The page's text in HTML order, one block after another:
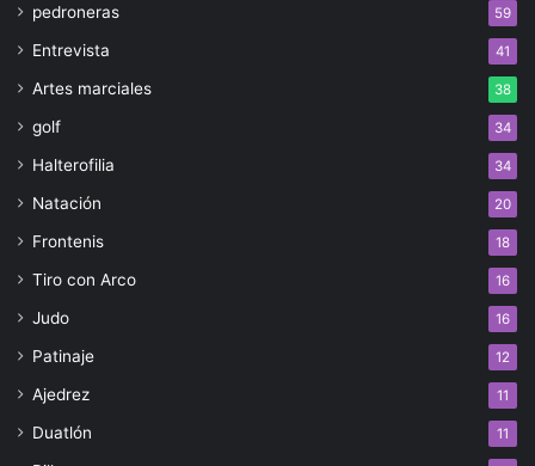
pedroneras 59
Entrevista 41
Artes marciales 38
golf 34
Halterofilia 34
Natación 20
Frontenis 18
Tiro con Arco 16
Judo 16
Patinaje 12
Ajedrez 11
Duatlón 11